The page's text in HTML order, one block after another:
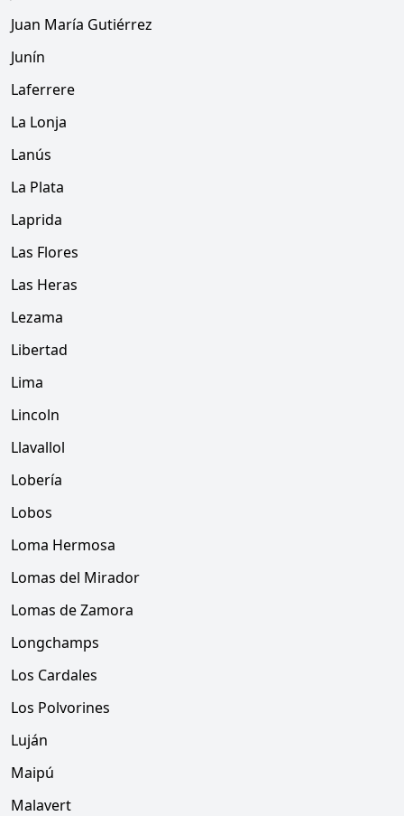
Juan María Gutiérrez
Junín
Laferrere
La Lonja
Lanús
La Plata
Laprida
Las Flores
Las Heras
Lezama
Libertad
Lima
Lincoln
Llavallol
Lobería
Lobos
Loma Hermosa
Lomas del Mirador
Lomas de Zamora
Longchamps
Los Cardales
Los Polvorines
Luján
Maipú
Malavert